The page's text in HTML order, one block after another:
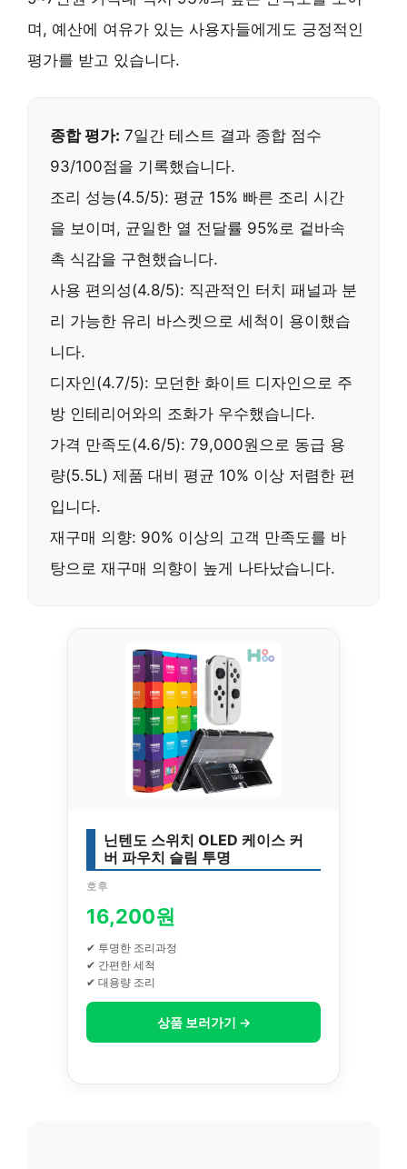
며, 예산에 여유가 있는 사용자들에게도 긍정적인
평가를 받고 있습니다.
종합 평가: 7일간 테스트 결과 종합 점수
93/100점을 기록했습니다.
조리 성능(4.5/5): 평균 15% 빠른 조리 시간
을 보이며, 균일한 열 전달률 95% 로 겉바속
촉 식감을 구현했습니다.
사용 편의성(4.8/5): 직관적인 터치 패널과 분
리 가능한 유리 바스켓 으로 세척이 용이했습
니다.
디자인(4.7/5): 모던한 화이트 디자인 으로 주
방 인테리어와의 조화가 우수했습니다.
가격 만족도(4.6/5): 79,000원 으로 동급 용
량(5.5L) 제품 대비 평균 10% 이상 저렴한 편
입니다.
재구매 의향: 90% 이상의 고객 만족도를 바
탕으로 재구매 의향이 높게 나타났습니다.
닌텐도 스위치 OLED 케이스 커
버 파우치 슬림 투명
호후
16,200원
✔ 투명한 조리과정
✔ 간편한 세척
✔ 대용량 조리
상품 보러가기 →